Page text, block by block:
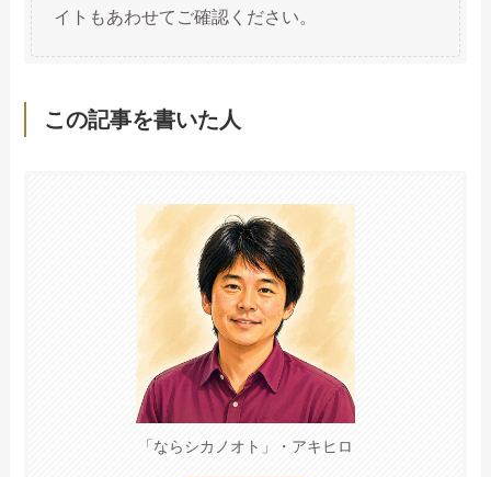
イトもあわせてご確認ください。
この記事を書いた人
「ならシカノオト」・アキヒロ